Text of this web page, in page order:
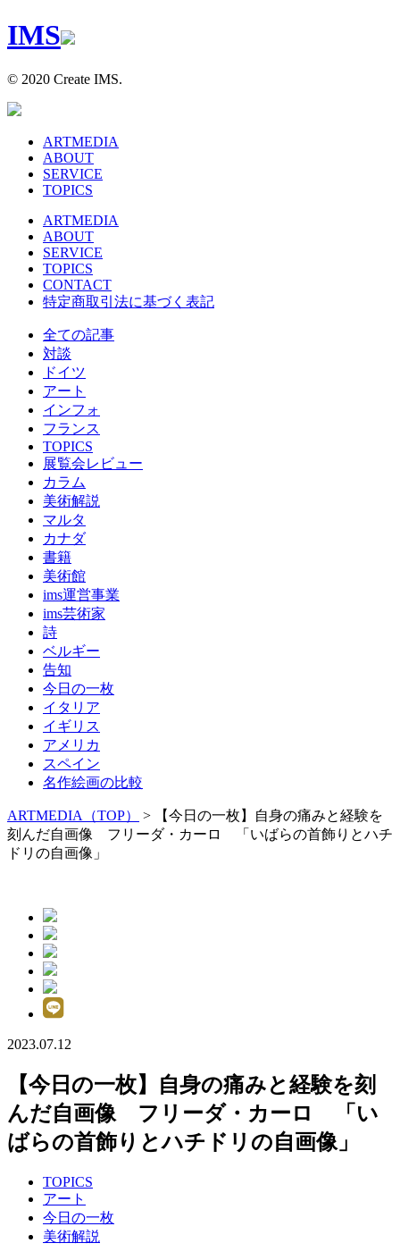
IMS
© 2020 Create IMS.
ARTMEDIA
ABOUT
SERVICE
TOPICS
ARTMEDIA
ABOUT
SERVICE
TOPICS
CONTACT
特定商取引法に基づく表記
全ての記事
対談
ドイツ
アート
インフォ
フランス
TOPICS
展覧会レビュー
カラム
美術解説
マルタ
カナダ
書籍
美術館
ims運営事業
ims芸術家
詩
ベルギー
告知
今日の一枚
イタリア
イギリス
アメリカ
スペイン
名作絵画の比較
ARTMEDIA（TOP）
> 【今日の一枚】自身の痛みと経験を
刻んだ自画像 フリーダ・カーロ 「いばらの首飾りとハチ
ドリの自画像」
2023.07.12
【今日の一枚】自身の痛みと経験を刻
んだ自画像 フリーダ・カーロ 「い
ばらの首飾りとハチドリの自画像」
TOPICS
アート
今日の一枚
美術解説